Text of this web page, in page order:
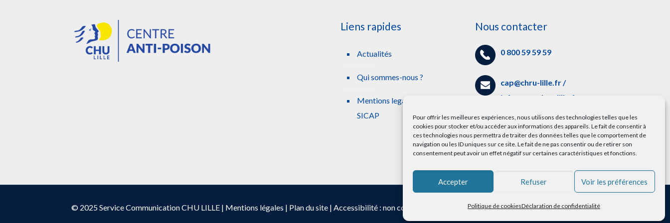
Pour offrir les meilleures expériences, nous utilisons des technologies telles que les
cookies pour stocker et/ou accéder aux informations des appareils. Le fait de consentir à
ces technologies nous permettra de traiter des données telles que le comportement de
navigation ou les ID uniques sur ce site. Le fait de ne pas consentir ou de retirer son
consentement peut avoir un effet négatif sur certaines caractéristiques et fonctions.
Accepter Refuser Voir les préférences
Politique de cookiesDéclaration de confidentialité
Liens rapides
Actualités
Qui sommes-nous ?
Mentions legales simplifiees
SICAP
Nous contacter
0 800 59 59 59
cap@chru-lille.fr/
info.cap@chru-lille.fr
5 avenue Oscar Lambret,
59000 Lille
© 2025 Service Communication CHU LILLE | Mentions légales | Plan du site| Accessibilité : non conforme